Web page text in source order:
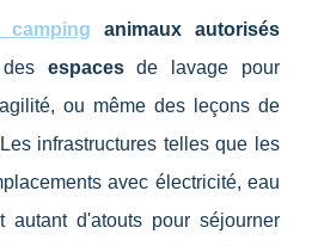
camping animaux autorisés
espacesde lavage pour
ou même des leçons de
infrastructures telles que les
avec électricité, eau
autant d'atouts pour séjourner